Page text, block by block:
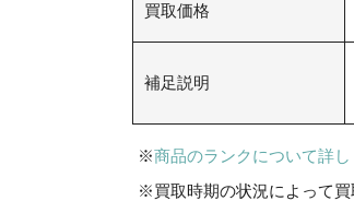
買取価格
補足説明
商品のランクについて詳し
買取時期の状況によって